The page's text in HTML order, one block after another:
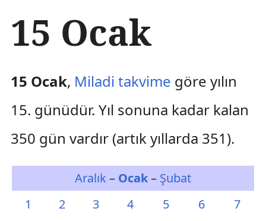
r
e
t
a
15 Ocak
15 Ocak, Miladi takvime göre yılın
15. günüdür. Yıl sonuna kadar kalan
350 gün vardır (artık yıllarda 351).
Aralık– Ocak– Şubat
1
2 3 4 5 6
7